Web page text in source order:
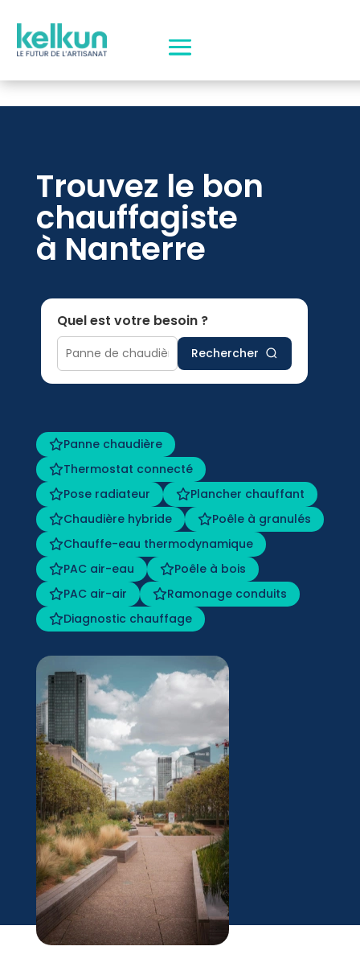
Trouvez le bon
chauffagiste
à Nanterre
Quel est votre besoin ?
Rechercher
Panne chaudière
Thermostat connecté
Pose radiateur
Plancher chauffant
Chaudière hybride
Poêle à granulés
Chauffe-eau thermodynamique
PAC air-eau
Poêle à bois
PAC air-air
Ramonage conduits
Diagnostic chauffage